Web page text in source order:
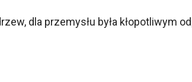
dla przemysłu była kłopotliwym